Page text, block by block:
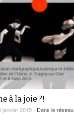
à la joie ?!
janvier 2015 - Dans le réseau